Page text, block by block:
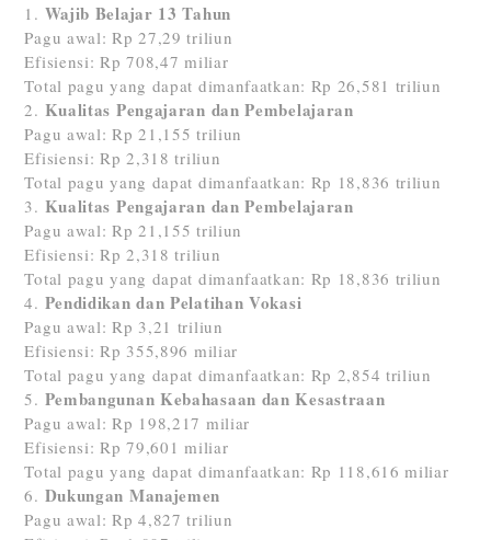
Wajib Belajar 13 Tahun
Pagu awal: Rp 27,29 triliun
Efisiensi: Rp 708,47 miliar
Total pagu yang dapat dimanfaatkan: Rp 26,581 triliun
Kualitas Pengajaran dan Pembelajaran
Pagu awal: Rp 21,155 triliun
Efisiensi: Rp 2,318 triliun
Total pagu yang dapat dimanfaatkan: Rp 18,836 triliun
Kualitas Pengajaran dan Pembelajaran
Pagu awal: Rp 21,155 triliun
Efisiensi: Rp 2,318 triliun
Total pagu yang dapat dimanfaatkan: Rp 18,836 triliun
Pendidikan dan Pelatihan Vokasi
Pagu awal: Rp 3,21 triliun
Efisiensi: Rp 355,896 miliar
Total pagu yang dapat dimanfaatkan: Rp 2,854 triliun
Pembangunan Kebahasaan dan Kesastraan
Pagu awal: Rp 198,217 miliar
Efisiensi: Rp 79,601 miliar
Total pagu yang dapat dimanfaatkan: Rp 118,616 miliar
Dukungan Manajemen
Pagu awal: Rp 4,827 triliun